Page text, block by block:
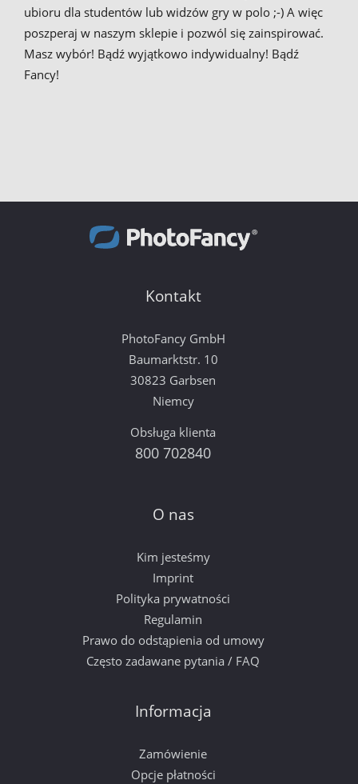
ubioru dla studentów lub widzów gry w polo ;-) A więc
poszperaj w naszym sklepie i pozwól się zainspirować.
Masz wybór! Bądź wyjątkowo indywidualny! Bądź
Fancy!
Kontakt
PhotoFancy GmbH
Baumarktstr. 10
30823 Garbsen
Niemcy
Obsługa klienta
800 702840
O nas
Kim jesteśmy
Imprint
Polityka prywatności
Regulamin
Prawo do odstąpienia od umowy
Często zadawane pytania / FAQ
Informacja
Zamówienie
Opcje płatności